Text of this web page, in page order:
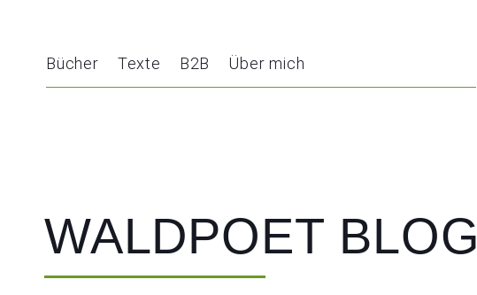
Bücher Texte B2B Über mich
WALDPOET BLOG